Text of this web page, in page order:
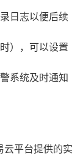
日志以便后续
），可以设置
系统及时通知
云平台提供的实